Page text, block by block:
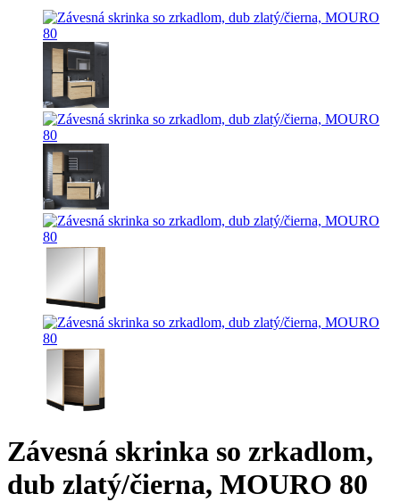
Závesná skrinka so zrkadlom,
dub zlatý/čierna, MOURO 80